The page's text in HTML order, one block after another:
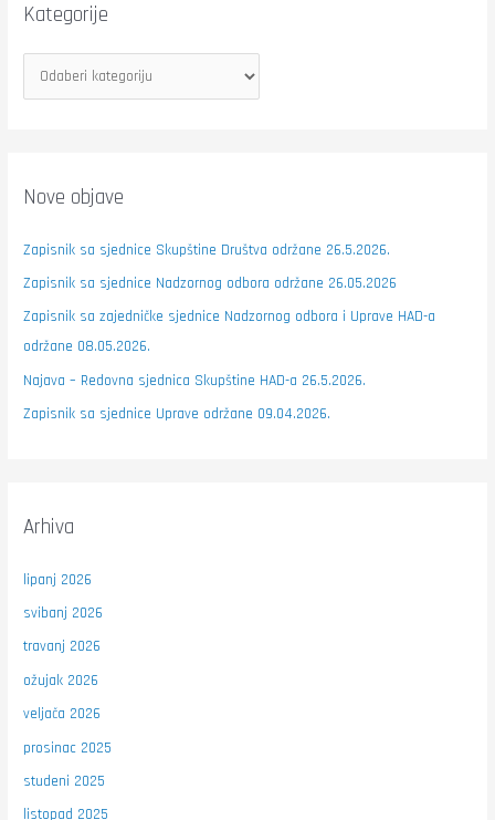
Kategorije
Nove objave
Zapisnik sa sjednice Skupštine Društva održane 26.5.2026.
Zapisnik sa sjednice Nadzornog odbora održane 26.05.2026
Zapisnik sa zajedničke sjednice Nadzornog odbora i Uprave HAD-a
održane 08.05.2026.
Najava – Redovna sjednica Skupštine HAD-a 26.5.2026.
Zapisnik sa sjednice Uprave održane 09.04.2026.
Arhiva
lipanj 2026
svibanj 2026
travanj 2026
ožujak 2026
veljača 2026
prosinac 2025
studeni 2025
listopad 2025